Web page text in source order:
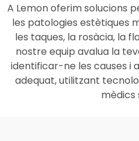
A Lemon oferim solucions
les patologies estètiques
les taques, la rosàcia, la
nostre equip avalua la
identificar-ne les causes i
adequat, utilitzant
mèdics